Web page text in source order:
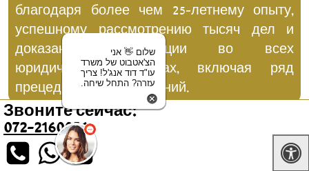
благодаря более чем 25-летнему опыту,
успешному рассмотрению тысяч дел и
доказанной репутации во всех
юридических вопросах, включая ряд
прецедентных достижений.
Звоните сейчас:
072-2160056
свяжитесь с нами
שלום 👋 אני
הצ'אטבוט של משרד
עו"ד דוד אנג'ל! צריך
עזרה? התחל שיחה.